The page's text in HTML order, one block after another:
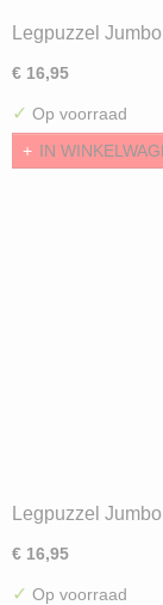
Legpuzzel
€ 16,95
✓ Op voorraad
IN
Legpuzzel
€ 16,95
✓ Op voorraad